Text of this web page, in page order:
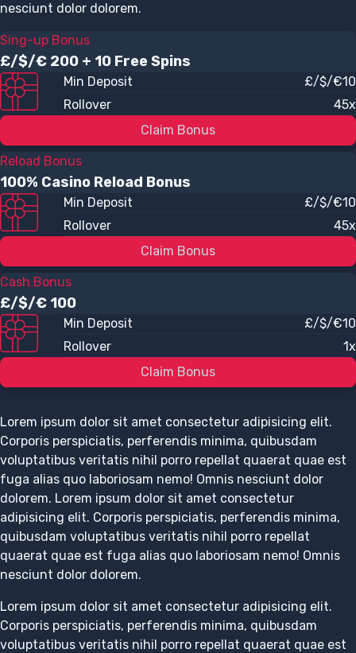
nesciunt dolor dolorem.
Sing-up Bonus
£/$/€ 200 + 10 Free Spins
Min Deposit
£/$/€10
Rollover
45x
Claim Bonus
Reload Bonus
100% Casino Reload Bonus
Min Deposit
£/$/€10
Rollover
45x
Claim Bonus
Cash Bonus
£/$/€ 100
Min Deposit
£/$/€10
Rollover
1x
Claim Bonus
Lorem ipsum dolor sit amet consectetur adipisicing elit.
Corporis perspiciatis, perferendis minima, quibusdam
voluptatibus veritatis nihil porro repellat quaerat quae est
fuga alias quo laboriosam nemo! Omnis nesciunt dolor
dolorem. Lorem ipsum dolor sit amet consectetur
adipisicing elit. Corporis perspiciatis, perferendis minima,
quibusdam voluptatibus veritatis nihil porro repellat
quaerat quae est fuga alias quo laboriosam nemo! Omnis
nesciunt dolor dolorem.
Lorem ipsum dolor sit amet consectetur adipisicing elit.
Corporis perspiciatis, perferendis minima, quibusdam
voluptatibus veritatis nihil porro repellat quaerat quae est